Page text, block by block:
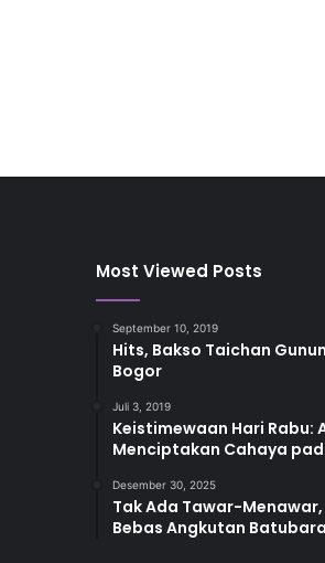
Most Viewed Posts
September 10, 2019
Hits, Bakso Taichan
Bogor
Juli 3, 2019
Keistimewaan Hari Rabu:
Menciptakan Cahaya
Desember 30, 2025
Tak Ada Tawar-
Bebas Angkutan